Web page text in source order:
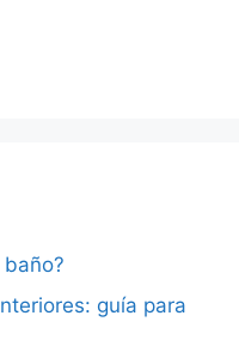
guía para